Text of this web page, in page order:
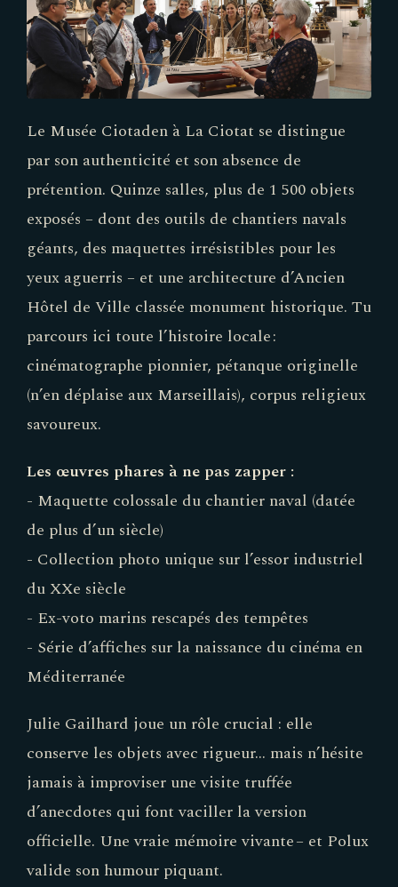
Le Musée Ciotaden à La Ciotat se distingue
par son authenticité et son absence de
prétention. Quinze salles, plus de 1 500 objets
exposés – dont des outils de chantiers navals
géants, des maquettes irrésistibles pour les
yeux aguerris – et une architecture d’Ancien
Hôtel de Ville classée monument historique. Tu
parcours ici toute l’histoire locale :
cinématographe pionnier, pétanque originelle
(n’en déplaise aux Marseillais), corpus religieux
savoureux.
Les œuvres phares à ne pas zapper :
- Maquette colossale du chantier naval (datée
de plus d’un siècle)
- Collection photo unique sur l’essor industriel
du XXe siècle
- Ex-voto marins rescapés des tempêtes
- Série d’affiches sur la naissance du cinéma en
Méditerranée
Julie Gailhard joue un rôle crucial : elle
conserve les objets avec rigueur… mais n’hésite
jamais à improviser une visite truffée
d’anecdotes qui font vaciller la version
officielle. Une vraie mémoire vivante – et Polux
valide son humour piquant.